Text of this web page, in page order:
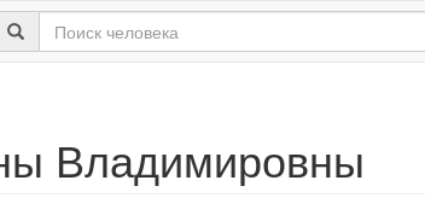
Владимировны